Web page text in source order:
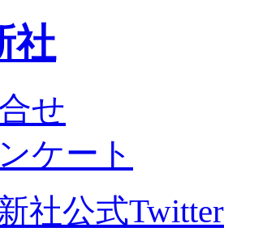
社
せ
ケート
社公式Twitter